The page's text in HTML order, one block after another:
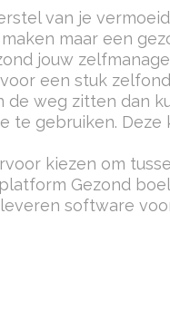
van je
maar een
jouw
een stuk
de weg zitten dan
te gebruiken.
kiezen om
Gezond
leveren software